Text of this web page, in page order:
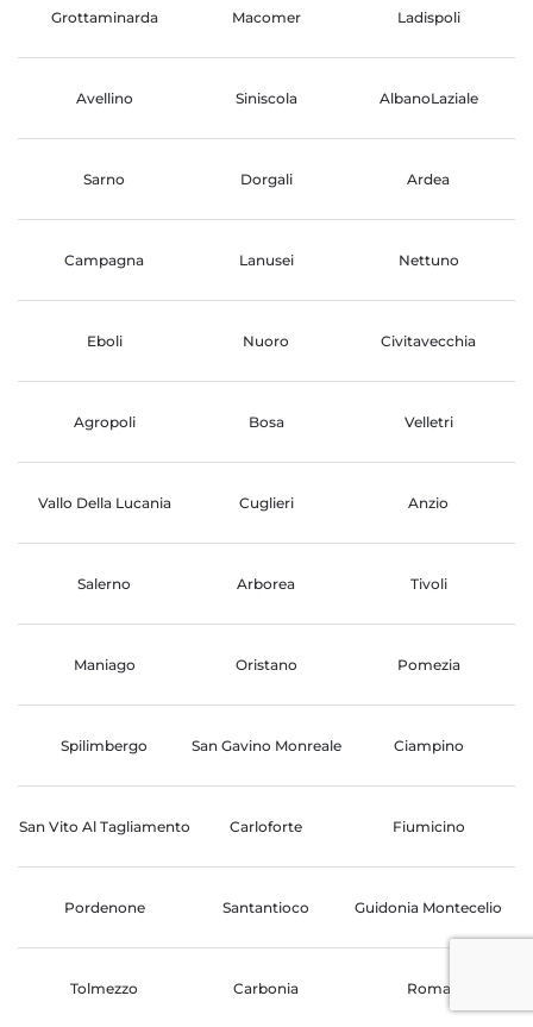
Grottaminarda Macomer Ladispoli
Avellino Siniscola AlbanoLaziale
Sarno Dorgali Ardea
Campagna Lanusei Nettuno
Eboli Nuoro Civitavecchia
Agropoli Bosa Velletri
Vallo Della Lucania Cuglieri Anzio
Salerno Arborea Tivoli
Maniago Oristano Pomezia
Spilimbergo San Gavino Monreale Ciampino
San Vito Al Tagliamento Carloforte Fiumicino
Pordenone Santantioco Guidonia Montecelio
Tolmezzo Carbonia Roma